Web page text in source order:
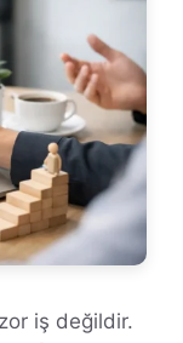
iş değildir.